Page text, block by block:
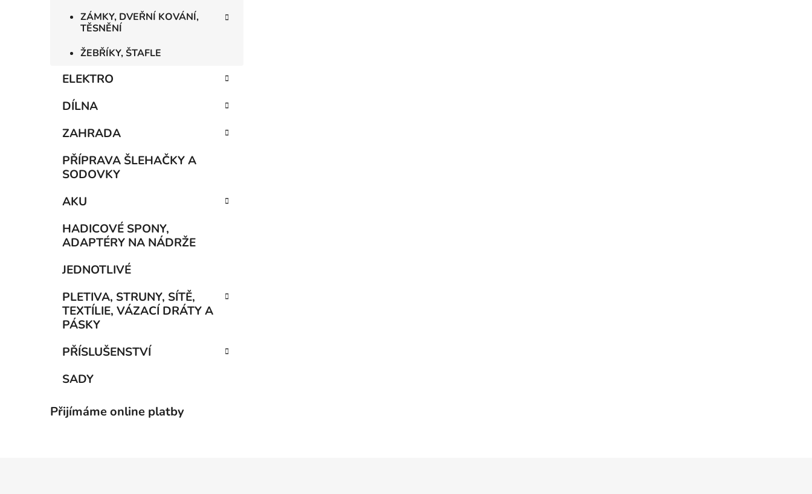
ZÁMKY, DVEŘNÍ KOVÁNÍ,
TĚSNĚNÍ
ŽEBŘÍKY, ŠTAFLE
ELEKTRO
DÍLNA
ZAHRADA
PŘÍPRAVA ŠLEHAČKY A
SODOVKY
AKU
HADICOVÉ SPONY,
ADAPTÉRY NA NÁDRŽE
JEDNOTLIVÉ
PLETIVA, STRUNY, SÍTĚ,
TEXTÍLIE, VÁZACÍ DRÁTY A
PÁSKY
PŘÍSLUŠENSTVÍ
SADY
Přijímáme online platby